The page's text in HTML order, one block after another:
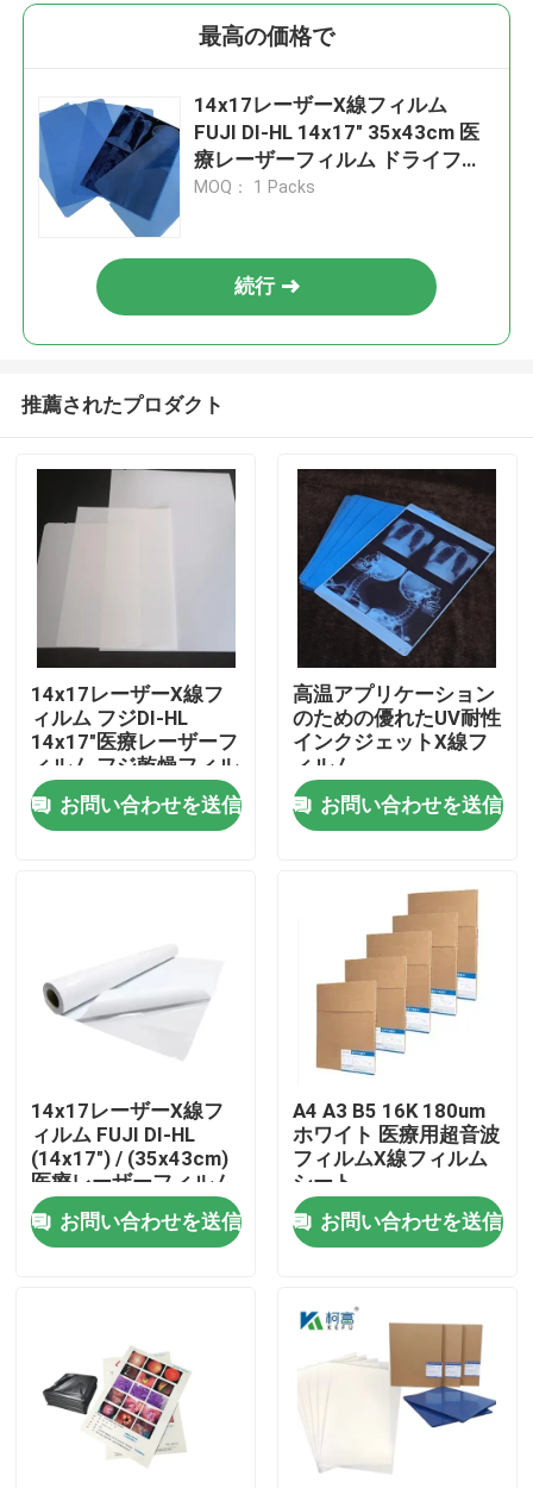
ホーム
会社案内
品質管理
お問い合わせ
ニュース
医学X光線のフィルム
インクジェットX光線のフィルム
最高の価格で
14x17レーザーX線フィルム
FUJI DI-HL 14x17" 35x43cm 医
療レーザーフィルム ドライフィ
ルム
MOQ： 1 Packs
続行
推薦されたプロダクト
14x17レーザーX線フ
ィルム フジDI-HL
14x17"医療レーザーフ
ィルム フジ乾燥フィル
ム
お問い合わせを送信
高温アプリケーション
のための優れたUV耐性
インクジェットX線フ
ィルム
お問い合わせを送信
14x17レーザーX線フ
ィルム FUJI DI-HL
(14x17") / (35x43cm)
医療レーザーフィルム
フジドライフィルム
お問い合わせを送信
A4 A3 B5 16K 180um
ホワイト 医療用超音波
フィルムX線フィルム
シート
お問い合わせを送信